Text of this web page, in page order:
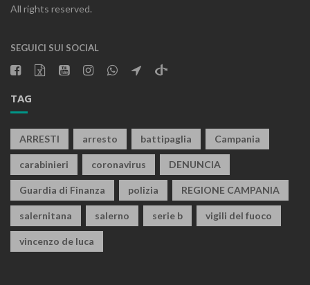
All rights reserved.
SEGUICI SUI SOCIAL
TAG
ARRESTI arresto battipaglia Campania
carabinieri coronavirus DENUNCIA
Guardia di Finanza polizia REGIONE CAMPANIA
salernitana salerno serie b vigili del fuoco
vincenzo de luca